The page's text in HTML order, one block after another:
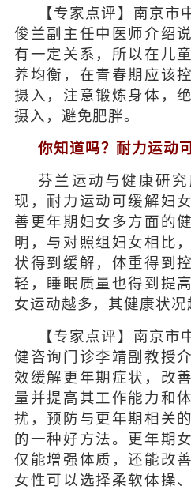
【专家点评】南京市
俊兰副主任中医师介绍
有一定关系，所以在儿
养均衡，在青春期应该
摄入，注意锻炼身体，
摄入，避免肥胖。
你知道吗？耐力运动
芬兰运动与健康研
现，耐力运动可缓解妇
善更年期妇女多方面的
明，与对照组妇女相比
状得到缓解，体重得到
轻，睡眠质量也得到提
女运动越多，其健康状况
【专家点评】南京市
健咨询门诊李靖副教授
效缓解更年期症状，改
量并提高其工作能力和
扰，预防与更年期相关
的一种好方法。更年期
仅能增强体质，还能改
女性可以选择柔软体操